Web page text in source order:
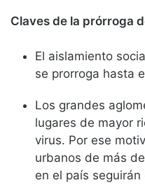
Claves de la prórroga
El aislamiento
se prorroga hasta
Los grandes
lugares de mayor
virus. Por ese
urbanos de más
en el país